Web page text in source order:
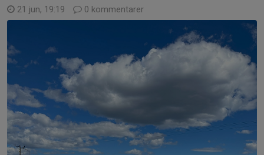
21 jun, 19:19 0 kommentarer